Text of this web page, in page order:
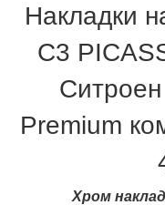
Накладки
C3
Premium
Хром